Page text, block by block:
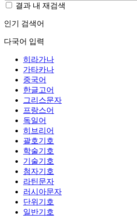
결과 내 재검색
인기 검색어
다국어 입력
히라가나
가타카나
중국어
한글고어
그리스문자
프랑스어
독일어
히브리어
괄호기호
학술기호
기술기호
첨자기호
라틴문자
러시아문자
단위기호
일반기호